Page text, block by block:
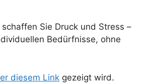
Sie Druck und Stress –
Bedürfnisse, ohne
diesem Link gezeigt wird.